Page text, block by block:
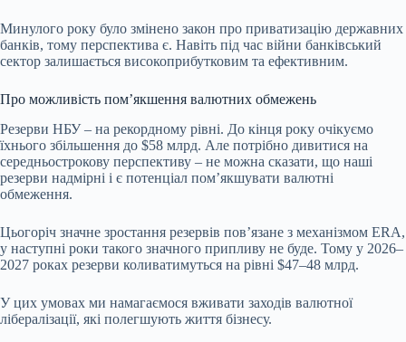
Минулого року було змінено закон про приватизацію державних
банків, тому перспектива є. Навіть під час війни банківський
сектор залишається високоприбутковим та ефективним.
Про можливість пом’якшення валютних обмежень
Резерви НБУ – на рекордному рівні. До кінця року очікуємо
їхнього збільшення до $58 млрд. Але потрібно дивитися на
середньострокову перспективу – не можна сказати, що наші
резерви надмірні і є потенціал пом’якшувати валютні
обмеження.
Цьогоріч значне зростання резервів пов’язане з механізмом ERA,
у наступні роки такого значного припливу не буде. Тому у 2026–
2027 роках резерви коливатимуться на рівні $47–48 млрд.
У цих умовах ми намагаємося вживати заходів валютної
лібералізації, які полегшують життя бізнесу.